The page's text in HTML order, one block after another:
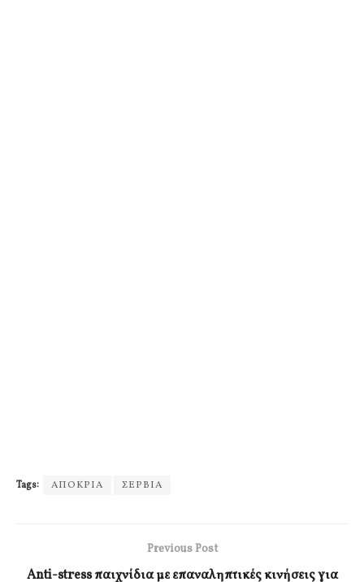
Tags: ΑΠΟΚΡΙΑ ΣΕΡΒΙΑ
Previous Post
Anti-stress παιχνίδια με επαναληπτικές κινήσεις για